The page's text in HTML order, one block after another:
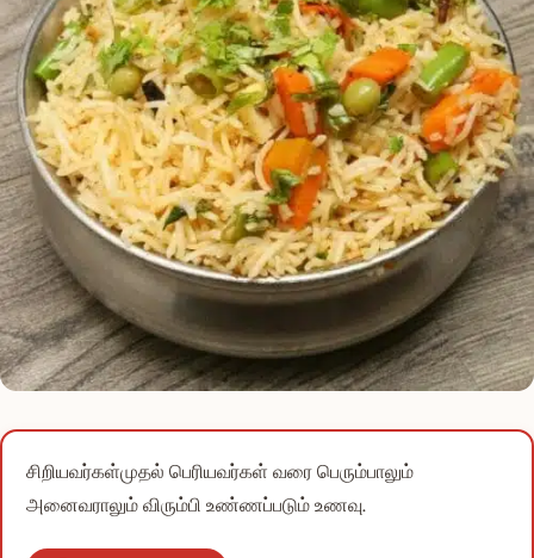
சிறியவர்கள்முதல் பெரியவர்கள் வரை பெரும்பாலும்
அனைவராலும் விரும்பி உண்ணப்படும் உணவு.